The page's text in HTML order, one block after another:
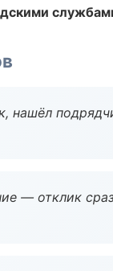
нашёл
— отклик